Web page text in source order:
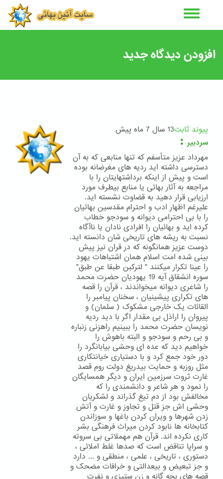
افزودن دیدگاه جدید
پیوند ثابت13 سال 7 ماه پیش
سردبیر:
مهرداد عزیز متأسفم که تنها منابعی که به آن
دسترسی داشته اید ردیه های مغرضانه بوده
است و پیش از اینکه برداشتهایتان را با
مراجعه به آثار بهائی یا منابع بیطرف مورد
ارزیابی قرار دهید به قضاوت نشسته اید.
علیرغم اظهار ادب و احترام مقدسین بهائیان
را با بی احترامی دیوانه و سودجو خطاب
کرده اید و بهائیان را افرادی نادان یا ناآگاه
نسبت به ریشه های تاریخی شان دانسته اید.
دوست عزیز همانگونه که در قران نیز پیش
بینی شده امت اسلام همان اشتباهات یهود
را عینا تکرار میکنند " لترکبن طبقا عن طبق"
سوره انشقاق آیه 19 یهودیان حضرت محمد
را شاعری دیوانه میخواندند ، قرآن را قصه
های تکراری پیشینیان ، سخنان پیامبر را
القائات یک خارجی مشکوک ( سلمان) و
پیروان را اراذل بی مقدار اگر با دید ردیه
نویسان حضرت محمد را ببینیم راهزنی زنباره
و بی رحم و سودجو و البته باهوش را
خواهیم دید که عده ای وحشی بیابانگرد را
دور خود جمع کرد و با دستیاری خیانتکاری
مثل روزبه و حمایت بیدریغ دولت روم قصد
غارت ثروت سرزمین ایران و دیگر همسایگان
را نمود و هر شاعر و دانشمندی را که
مخالفش بود از دم تیغ گذراند و لشکریان
وحشی اش جز قتل و تجاوز و غارت و آتش
زدن شهرها و ویران کردن باغها و سوزاندن
کتابخانه ها نابود کردن میراث فرهنگی بشر
کاری نکرده اند. قرآن هم مهملاتی بی سروته
و سراپا تناقض است که صدها غلط املائی ،
دستوری ، تاریخی ، علمی ، منطقی و ... دارد
و جز تبعیض و بیعدالتی و خرافات مضحک و
قصه های بچه گانه و زن ستیزی و نفرت